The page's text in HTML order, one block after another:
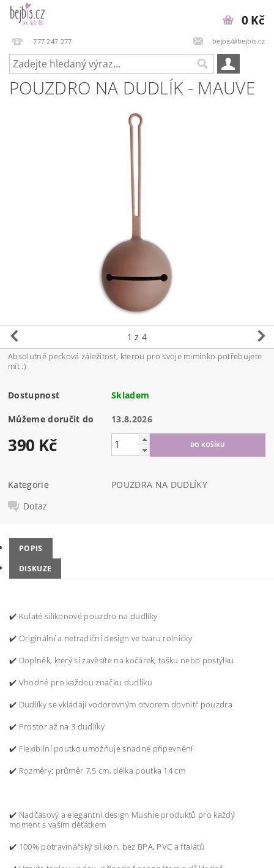
777 247 277 bejbis@bejbis.cz
0 Kč
POUZDRO NA DUDLÍK - MAUVE
1 z 4
Absolutně pecková záležitost, kterou pro svoje miminko potřebujete
mít :)
Dostupnost Skladem
Můžeme doručit do 13.8.2026
390 Kč
Kategorie
POUZDRA NA DUDLÍKY
Dotaz
POPIS
DISKUZE
✔️ Kulaté silikonové pouzdro na dudlíky
✔️ Originální a netradiční design ve tvaru rolničky
✔️ Doplněk, který si zavěsíte na kočárek, tašku nebo postýlku
✔️ Vhodné pro každou značku dudlíku
✔️ Dudlíky se vkládají vodorovným otvorem dovnitř pouzdra
✔️ Prostor až na 3 dudlíky
✔️ Flexibilní poutko umožňuje snadné připevnění
✔️ Rozměry: průměr 7,5 cm, délka poutka 14 cm
✔️ Nadčasový a elegantní design Mushie produktů pro každý
moment s vaším děťátkem
✔️ 100% potravinářský silikon, bez BPA, PVC a ftalátů